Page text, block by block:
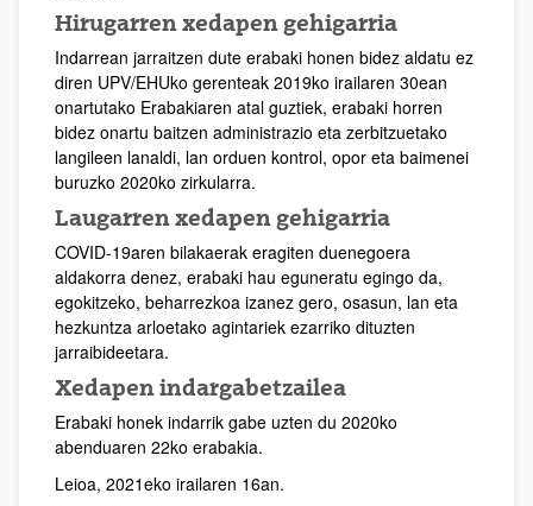
Hirugarren xedapen gehigarria
Indarrean jarraitzen dute erabaki honen bidez aldatu ez
diren UPV/EHUko gerenteak 2019ko irailaren 30ean
onartutako Erabakiaren atal guztiek, erabaki horren
bidez onartu baitzen administrazio eta zerbitzuetako
langileen lanaldi, lan orduen kontrol, opor eta baimenei
buruzko 2020ko zirkularra.
Laugarren xedapen gehigarria
COVID-19aren bilakaerak eragiten duenegoera
aldakorra denez, erabaki hau eguneratu egingo da,
egokitzeko, beharrezkoa izanez gero, osasun, lan eta
hezkuntza arloetako agintariek ezarriko dituzten
jarraibideetara.
Xedapen indargabetzailea
Erabaki honek indarrik gabe uzten du 2020ko
abenduaren 22ko erabakia.
Leioa, 2021eko irailaren 16an.